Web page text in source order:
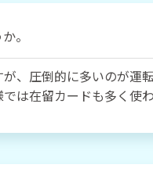
。
、圧倒的に多いのが運
は在留カードも多く使わ